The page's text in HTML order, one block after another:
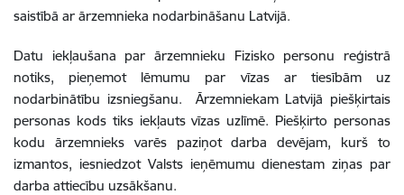
saistībā ar ārzemnieka nodarbināšanu Latvijā.
Datu iekļaušana par ārzemnieku Fizisko personu reģistrā
notiks, pieņemot lēmumu par vīzas ar tiesībām uz
nodarbinātību izsniegšanu. Ārzemniekam Latvijā piešķirtais
personas kods tiks iekļauts vīzas uzlīmē. Piešķirto personas
kodu ārzemnieks varēs paziņot darba devējam, kurš to
izmantos, iesniedzot Valsts ieņēmumu dienestam ziņas par
darba attiecību uzsākšanu.